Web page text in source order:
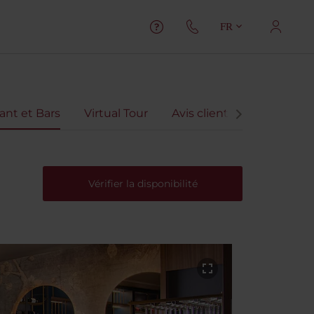
FR
et Bars Virtual Tour Avis client
Vérifier la disponibilité